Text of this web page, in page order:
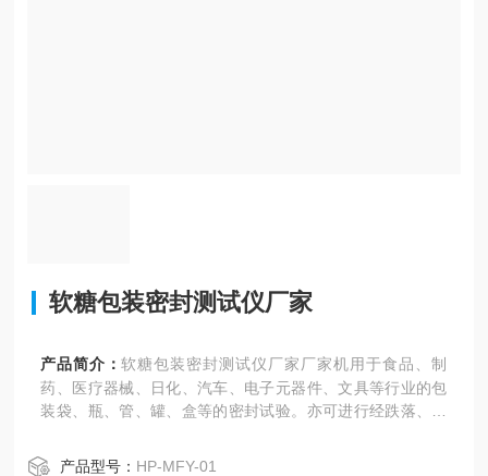
软糖包装密封测试仪厂家
产品简介：软糖包装密封测试仪厂家厂家机用于食品、制
药、医疗器械、日化、汽车、电子元器件、文具等行业的包
装袋、瓶、管、罐、盒等的密封试验。亦可进行经跌落、耐
产品型号： HP-MFY-01